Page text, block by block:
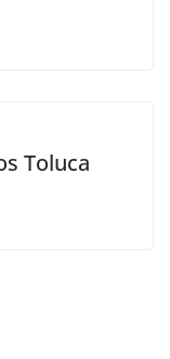
Toluca